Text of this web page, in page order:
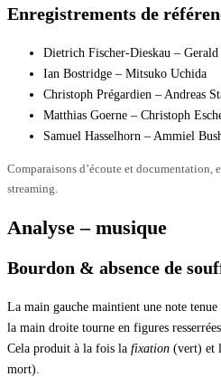
Enregistrements de
Dietrich Fischer-Dieskau –
Ian Bostridge – Mitsuko Uchida
Christoph Prégardien – Andreas
Matthias Goerne – Christoph
Samuel Hasselhorn – Ammiel
Comparaisons d’écoute et documentation,
streaming.
Analyse – musique
Bourdon & absence de
La main gauche maintient une note
la main droite tourne en figures
Cela produit à la fois la fixation (vert) et
mort).